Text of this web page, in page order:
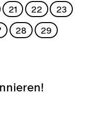
21 22
23
28 29